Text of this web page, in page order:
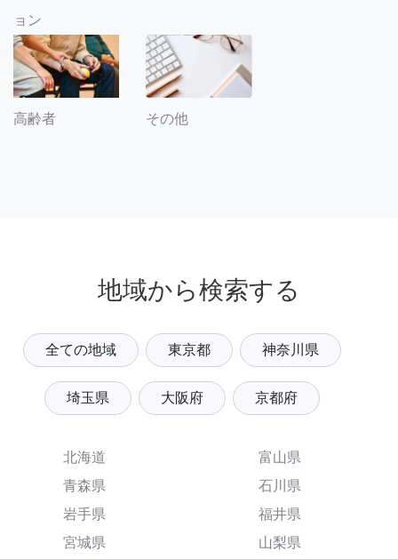
ョン
高齢者 その他
地域から検索する
全ての地域 東京都 神奈川県
埼玉県 大阪府 京都府
北海道
青森県
岩手県
宮城県
富山県
石川県
福井県
山梨県